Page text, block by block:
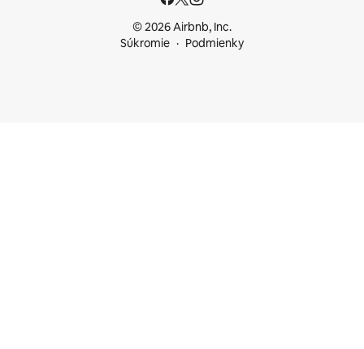
© 2026 Airbnb, Inc.
Súkromie
Podmienky